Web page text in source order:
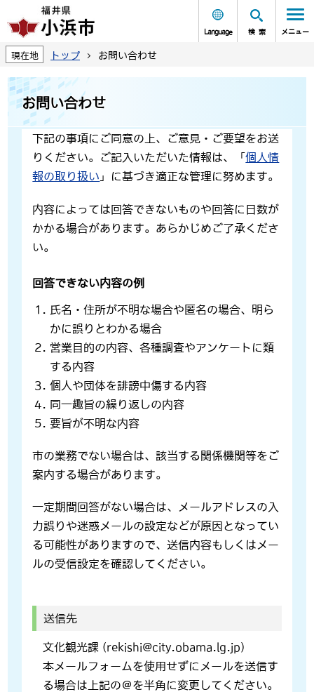
Language 検索 メニュー
現在地 トップ お問い合わせ
お問い合わせ
下記の事項にご同意の上、ご意見・ご要望をお送
りください。ご記入いただいた情報は、「個人情
報の取り扱い 」に基づき適正な管理に努めます。
内容によっては回答できないものや回答に日数が
かかる場合があります。あらかじめご了承くださ
い。
回答できない内容の例
氏名・住所が不明な場合や匿名の場合、明ら
かに誤りとわかる場合
営業目的の内容、各種調査やアンケートに類
する内容
個人や団体を誹謗中傷する内容
同一趣旨の繰り返しの内容
要旨が不明な内容
市の業務でない場合は、該当する関係機関等をご
案内する場合があります。
一定期間回答がない場合は、メールアドレスの入
力誤りや迷惑メールの設定などが原因となってい
る可能性がありますので、送信内容もしくはメー
ルの受信設定を確認してください。
送信先
文化観光課 (rekishi@city.obama.lg.jp)
本メールフォームを使用せずにメールを送信す
る場合は上記の＠を半角に変更してください。